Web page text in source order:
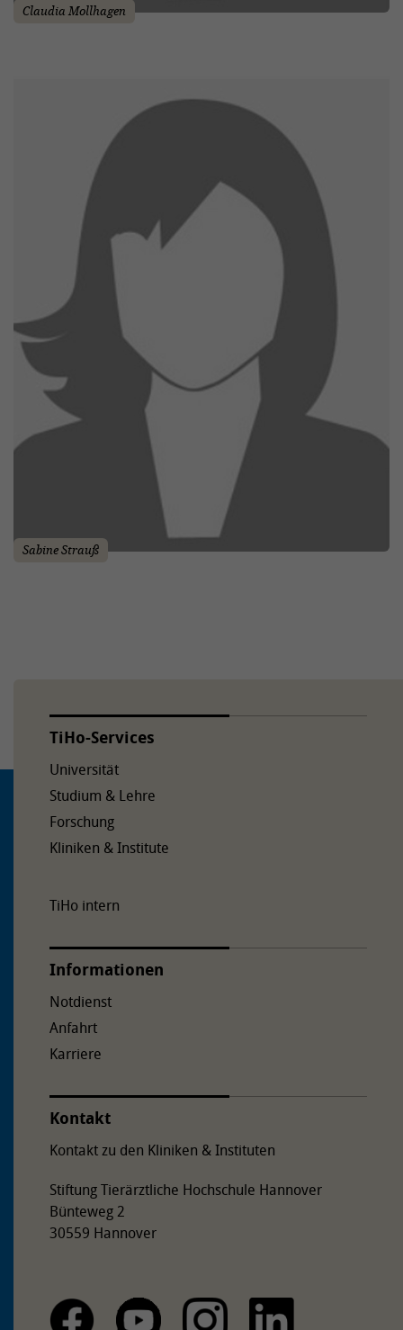
Claudia Mollhagen
Sabine Strauß
TiHo-Services
Universität
Studium & Lehre
Forschung
Kliniken & Institute
TiHo intern
Informationen
Notdienst
Anfahrt
Karriere
Kontakt
Kontakt zu den Kliniken & Instituten
Stiftung Tierärztliche Hochschule Hannover
Bünteweg 2
30559 Hannover